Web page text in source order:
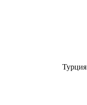
Турция